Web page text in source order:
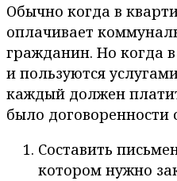
Обычно когда в
оплачивает
гражданин. Но когда
и пользуются
каждый должен
было договоренности
Составить
котором нужно